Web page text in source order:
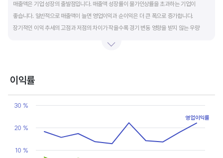
매출액은 기업 성장의 출발점입니다. 매출액 성장률이 물가인상률을 초과하는 기업이
좋습니다. 일반적으로 매출액이 늘면 영업이익과 순이익은 더 큰 폭으로 증가합니다.
장기적인 이익 추세의 고점과 저점의 차이가 작을수록 경기 변동 영향을 받지 않는 우량
매우 클뿐 아니라 수년간 매출액 감소가 이어지기도 합니다. 심할 경우 경기 변동에 따라
출발점이 꾸준한 매출액 증가에서 시작한다는 점을 기억해야 합니다.
이익률
Chart
Line chart with 2 lines.
The chart has 1 X axis displaying categories.
The chart has 1 Y axis displaying values. Data ranges from -
10 %
20 %
30 %
영업이익률